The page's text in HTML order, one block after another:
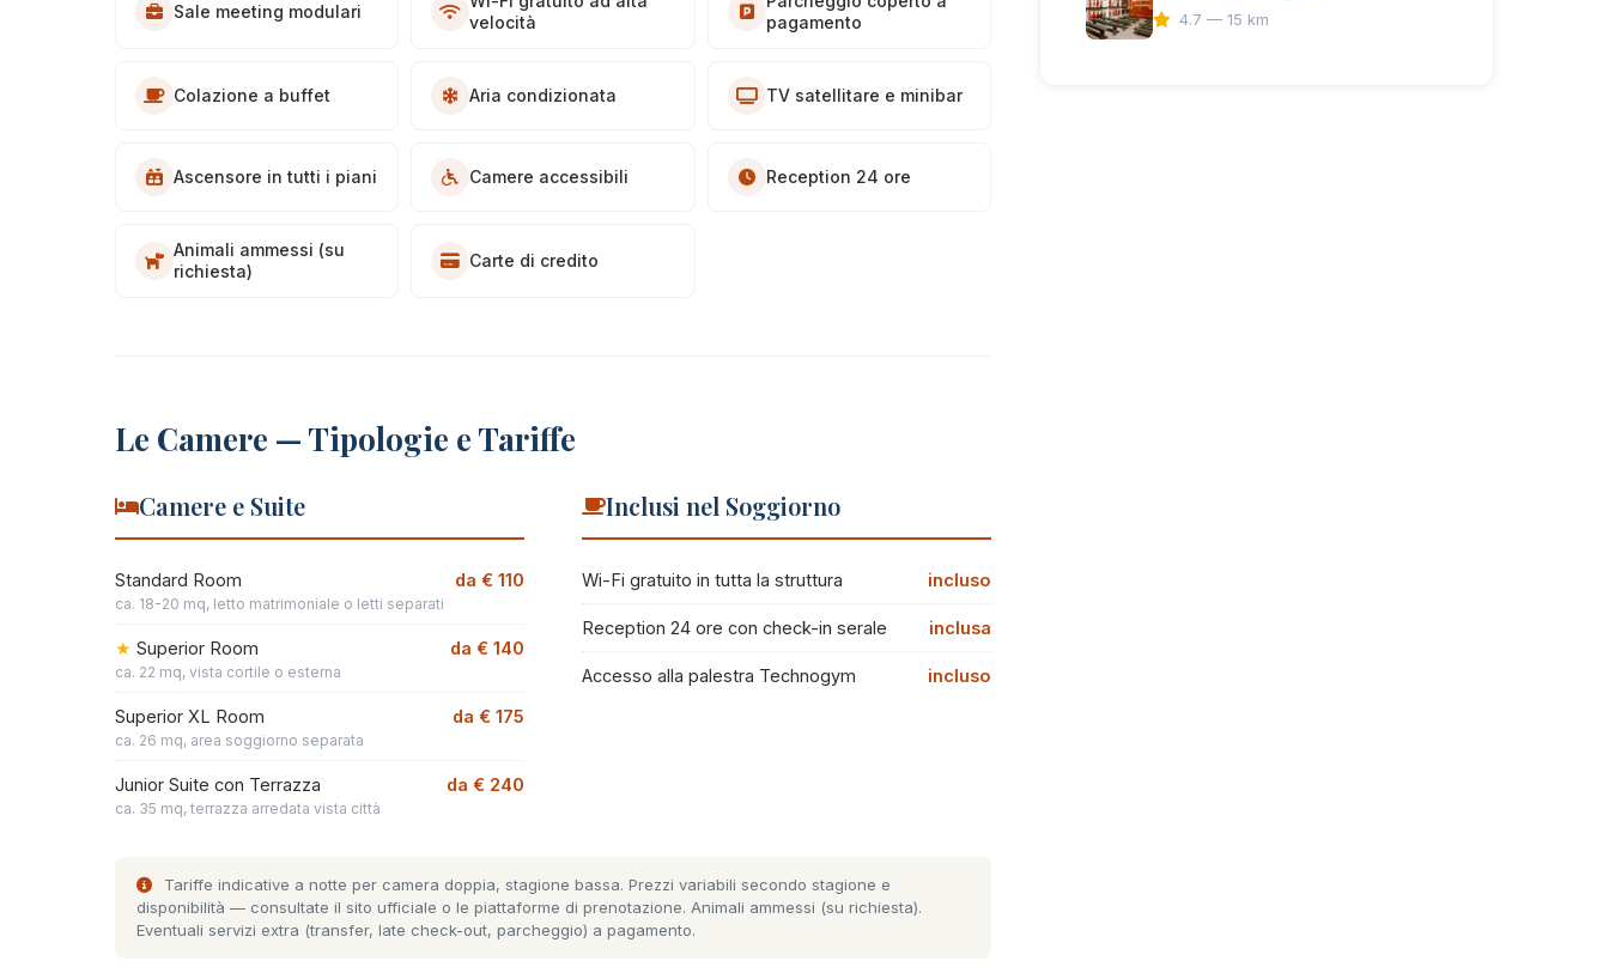
Sale meeting modulari
velocità
pagamento
Colazione a buffet Aria condizionata TV satellitare e minibar
Ascensore in tutti i piani Camere accessibili Reception 24 ore
Animali ammessi (su
richiesta)
Carte di credito
Le Camere — Tipologie e Tariffe
Camere e Suite
Standard Room
ca. 18-20 mq, letto matrimoniale o letti separati
da € 110
Superior Room
ca. 22 mq, vista cortile o esterna
da € 140
Superior XL Room
ca. 26 mq, area soggiorno separata
da € 175
Junior Suite con Terrazza
ca. 35 mq, terrazza arredata vista città
da € 240
Inclusi nel Soggiorno
Wi-Fi gratuito in tutta la struttura incluso
Reception 24 ore con check-in serale inclusa
Accesso alla palestra Technogym incluso
Tariffe indicative a notte per camera doppia, stagione bassa. Prezzi variabili secondo stagione e
disponibilità — consultate il sito ufficiale o le piattaforme di prenotazione. Animali ammessi (su richiesta).
Eventuali servizi extra (transfer, late check-out, parcheggio) a pagamento.
4.7 — 15 km